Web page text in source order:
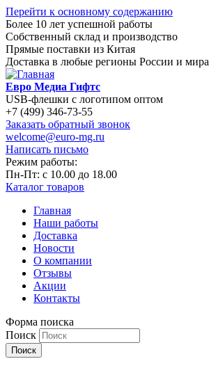
Перейти к основному содержанию
Более 10 лет успешной работы
Собственный склад и производство
Прямые поставки из Китая
Доставка в любые регионы России и мира
Евро Медиа Гифтс
USB-флешки с логотипом оптом
+7 (499) 346-73-55
Заказать обратный звонок
welcome@euro-mg.ru
Написать письмо
Режим работы:
Пн-Пт: с 10.00 до 18.00
Каталог товаров
Главная
Наши работы
Доставка
Новости
О компании
Отзывы
Акции
Контакты
Форма поиска
Поиск